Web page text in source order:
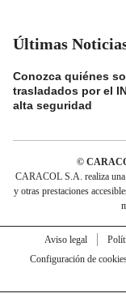
Últimas
Conozca quiénes
trasladados por el
alta seguridad
©
CARACOL S.A. realiza una
y otras prestaciones
Aviso legal
Configuración de